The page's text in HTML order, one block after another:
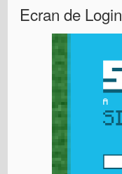
Ecran de Login